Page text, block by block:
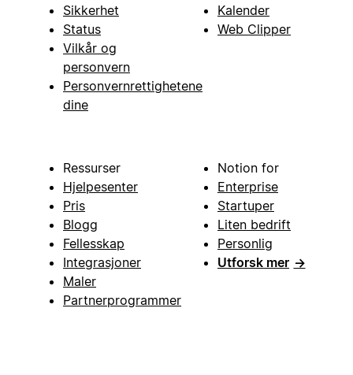
Sikkerhet
Status
Vilkår og
personvern
Personvernrettighetene
dine
Kalender
Web Clipper
Ressurser
Hjelpesenter
Pris
Blogg
Fellesskap
Integrasjoner
Maler
Partnerprogrammer
Notion for
Enterprise
Startuper
Liten bedrift
Personlig
Utforsk mer →